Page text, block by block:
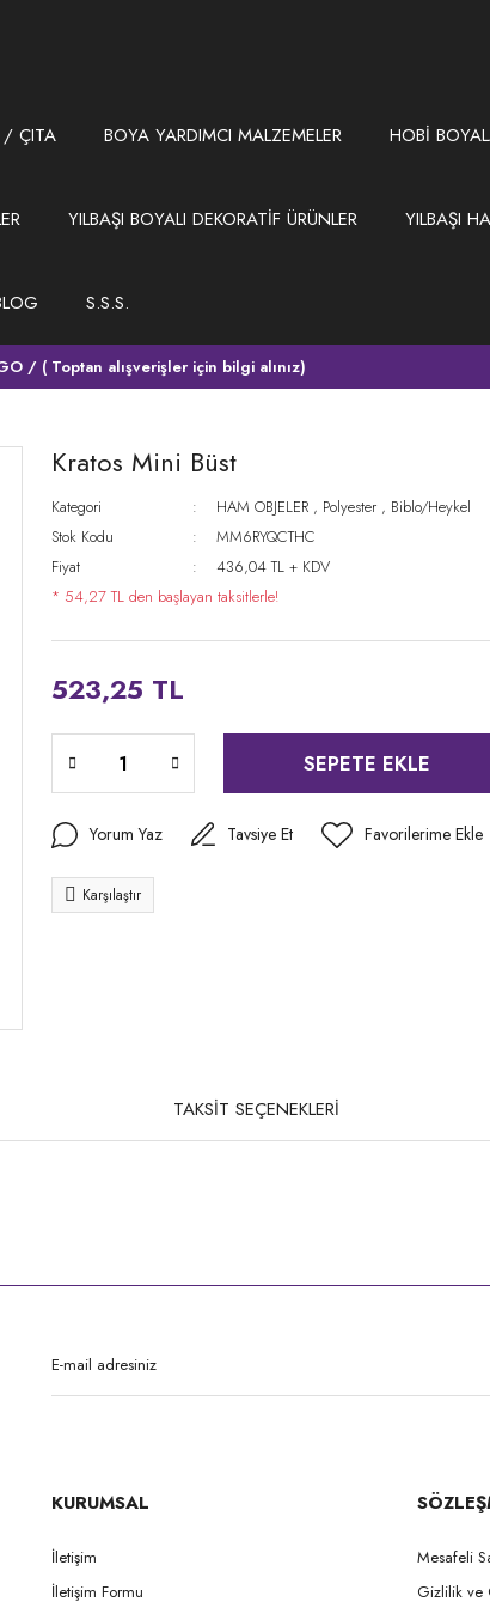
/ ÇITA BOYA YARDIMCI MALZEMELER HOBİ
YILBAŞI BOYALI DEKORATİF ÜRÜNLER YILBAŞI
S.S.S.
/ ( Toptan alışverişler için bilgi alınız)
Kratos Mini Büst
Kategori HAM OBJELER , Polyester , Biblo/Heykel
Stok Kodu
MM6RYQCTHC
Fiyat
436,04 TL + KDV
* 54,27 TL den başlayan taksitlerle!
523,25 TL
SEPETE EKLE
Yorum Yaz Tavsiye Et
Karşılaştır
TAKSİT SEÇENEKLERİ
KURUMSAL
İletişim
İletişim Formu
Mesafeli
Gizlilik ve